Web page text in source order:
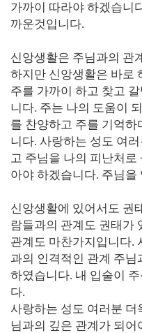
가까이 따라야 하겠습니
까운것입니다.
신앙생활은 주님과의 관
하지만 신앙생활은 바로
주를 가까이 하고 찾고
니다. 주는 나의 도움이
를 찬양하고 주를 기억
니다. 사랑하는 성도 여
고 주님을 나의 피난처
아야 하겠습니다. 주님을
신앙생활에 있어서도 권
람들과의 관계도 권태가
관계도 마찬가지입니다.
과의 인격적인 관계 주
하였습니다. 내 입술이
다.
사랑하는 성도 여러분 더
님과의 깊은 관계가 되어